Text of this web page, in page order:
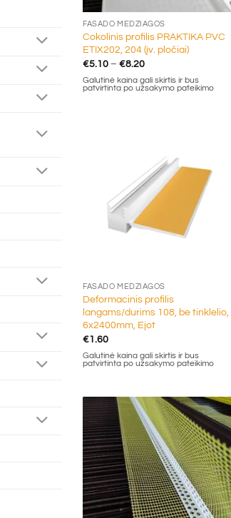
FASADO MEDŽIAGOS
Cokolinis profilis PRAKTIKA PVC
ETIX202, 204 (įv. pločiai)
€5.10 – €8.20Price
€5.10
through
Galutinė kaina gali skirtis ir bus
patvirtinta po užsakymo pateikimo
FASADO MEDŽIAGOS
Deformacinis profilis
langams/durims 108, be tinklelio,
6x2400mm, Ejot
€1.60
Galutinė kaina gali skirtis ir bus
patvirtinta po užsakymo pateikimo